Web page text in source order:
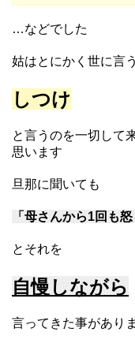
…などでした
姑はとにかく世に言う
しつけ
と言うのを一切して
思います
旦那に聞いても
「母さんから1回も
とそれを
自慢しながら
言ってきた事があり